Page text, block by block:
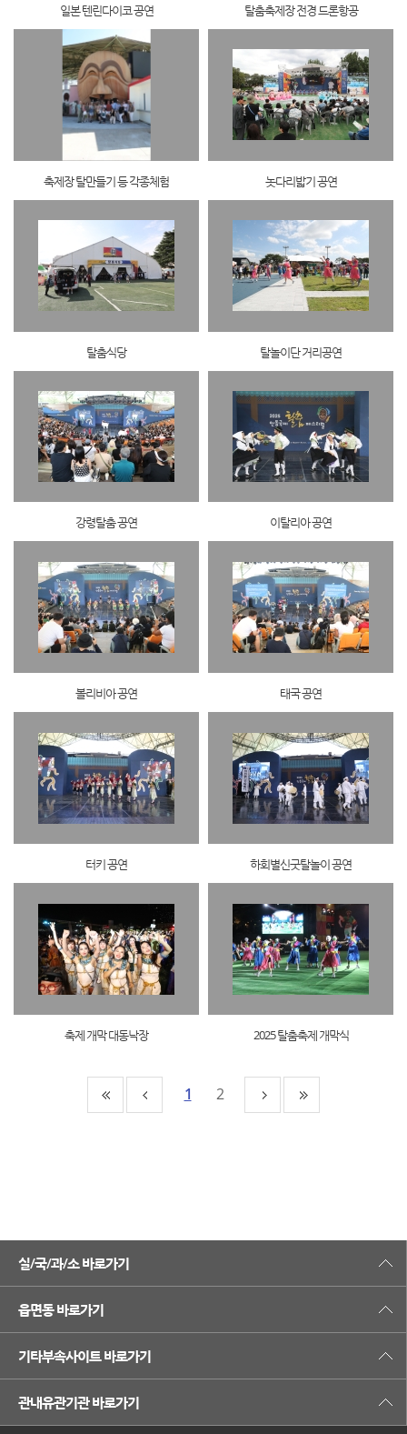
일본 텐린다이코 공연 탈춤축제장 전경 드론항공
축제장 탈만들기 등 각종체험 놋다리밟기 공연
탈춤식당 탈놀이단 거리공연
강령탈춤 공연 이탈리아 공연
볼리비아 공연 태국 공연
터키 공연 하회별신굿탈놀이 공연
축제 개막 대동낙장 2025 탈춤축제 개막식
1 2
실/국/과/소 바로가기
읍면동 바로가기
기타부속사이트 바로가기
관내유관기관 바로가기